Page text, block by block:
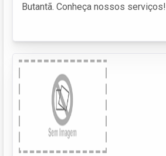
Butantã. Conheça nossos serviços!